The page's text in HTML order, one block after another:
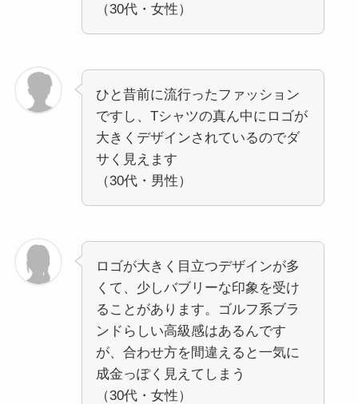
（30代・女性）
ひと昔前に流行ったファッション
ですし、Tシャツの真ん中にロゴが
大きくデザインされているのでダ
サく見えます
（30代・男性）
ロゴが大きく目立つデザインが多
くて、少しバブリーな印象を受け
ることがあります。ゴルフ系ブラ
ンドらしい高級感はあるんです
が、合わせ方を間違えると一気に
成金っぽく見えてしまう
（30代・女性）